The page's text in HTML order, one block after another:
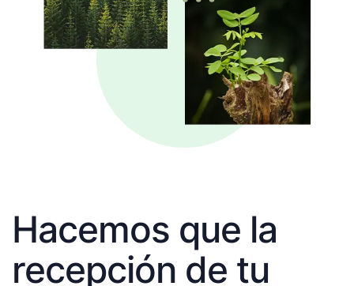
Hacemos que la
recepción de tu